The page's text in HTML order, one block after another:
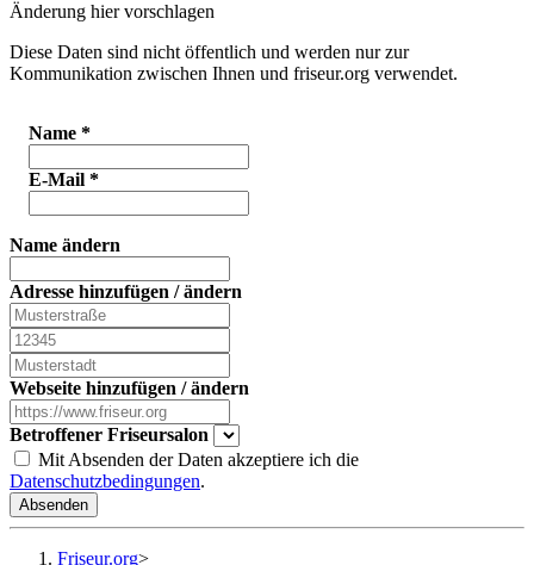
Änderung hier vorschlagen
Diese Daten sind nicht öffentlich und werden nur zur
Kommunikation zwischen Ihnen und friseur.org verwendet.
Name *
E-Mail *
Name ändern
Adresse hinzufügen / ändern
Webseite hinzufügen / ändern
Betroffener Friseursalon
Mit Absenden der Daten akzeptiere ich die
Datenschutzbedingungen.
Absenden
Friseur.org>